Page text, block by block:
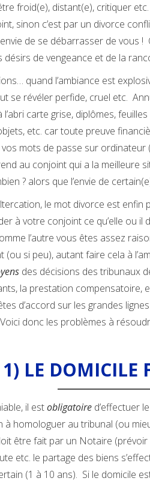
froid(e), distant(e), critiquer
sinon c’est par un divorce
de se débarrasser de vous !
désirs de vengeance et de la
quand l’ambiance est
se révéler perfide, cruel etc.
carte grise, diplômes,
etc. car toute preuve
vos mots de passe sur
au conjoint qui a la meilleure
? alors que l’envie de
le mot divorce est enfin
à votre conjoint ce qu’elle ou il
l’autre vous êtes assez
si peu), autant faire cela à
des décisions des tribunaux
la prestation
d’accord sur les grandes
donc les problèmes à
1) LE
il estobligatoire d’effectuer
homologuer au tribunal (ou
être fait par un Notaire
etc. le partage des biens
(1 à 10 ans). Si le domicile